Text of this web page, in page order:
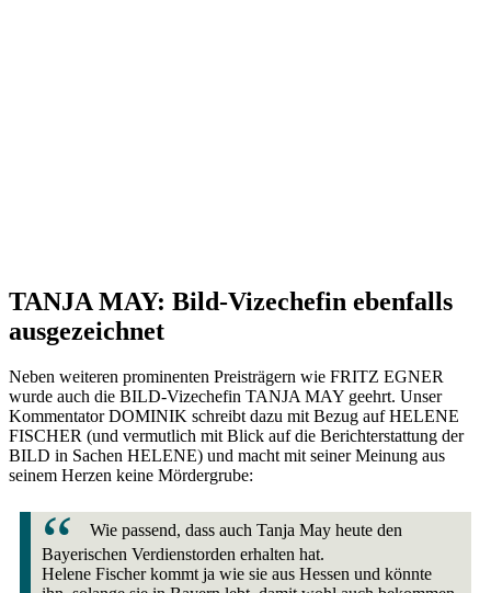
TANJA MAY: Bild-Vizechefin ebenfalls
ausgezeichnet
Neben weiteren prominenten Preisträgern wie FRITZ EGNER
wurde auch die BILD-Vizechefin TANJA MAY geehrt. Unser
Kommentator DOMINIK schreibt dazu mit Bezug auf HELENE
FISCHER (und vermutlich mit Blick auf die Berichterstattung der
BILD in Sachen HELENE) und macht mit seiner Meinung aus
seinem Herzen keine Mördergrube:
Wie passend, dass auch Tanja May heute den
Bayerischen Verdienstorden erhalten hat.
Helene Fischer kommt ja wie sie aus Hessen und könnte